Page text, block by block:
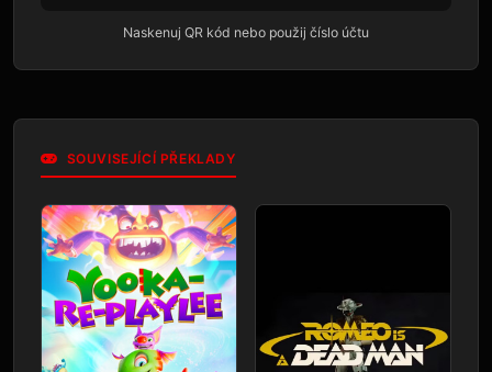
Naskenuj QR kód nebo použij číslo účtu
SOUVISEJÍCÍ PŘEKLADY